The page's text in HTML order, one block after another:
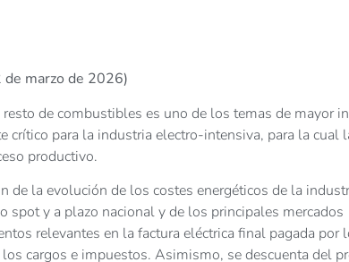
de marzo de 2026)
de combustibles es uno de los temas de mayor
crítico para la industria electro-intensiva, para la cual
productivo.
la evolución de los costes energéticos de la
spot y a plazo nacional y de los principales mercados
relevantes en la factura eléctrica final pagada por
cargos e impuestos. Asimismo, se descuenta del